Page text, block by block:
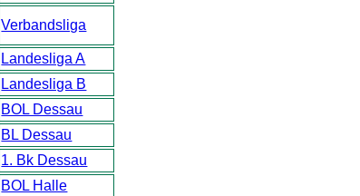
Verbandsliga
Landesliga A
Landesliga B
BOL Dessau
BL Dessau
1. Bk Dessau
BOL Halle